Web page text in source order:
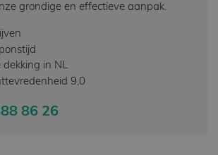
grondige en effectieve aanpak.
dekking in NL
9,0
86 26